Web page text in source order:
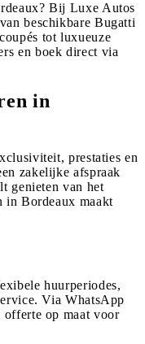
Bij Luxe Autos
beschikbare Bugatti
tot luxueuze
en boek direct via
in
prestaties en
zakelijke afspraak
genieten van het
Bordeaux maakt
huurperiodes,
Via WhatsApp
offerte op maat voor